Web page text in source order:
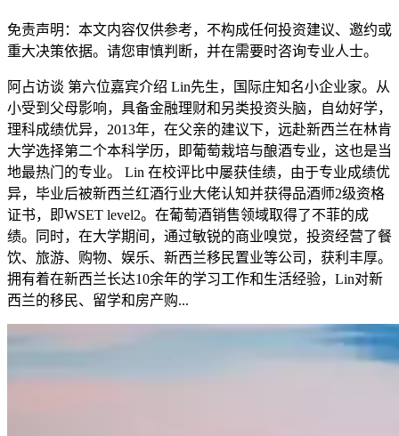
免责声明：本文内容仅供参考，不构成任何投资建议、邀约或
重大决策依据。请您审慎判断，并在需要时咨询专业人士。
阿占访谈 第六位嘉宾介绍 Lin先生，国际庄知名小企业家。从
小受到父母影响，具备金融理财和另类投资头脑，自幼好学，
理科成绩优异，2013年，在父亲的建议下，远赴新西兰在林肯
大学选择第二个本科学历，即葡萄栽培与酿酒专业，这也是当
地最热门的专业。 Lin 在校评比中屡获佳绩，由于专业成绩优
异，毕业后被新西兰红酒行业大佬认知并获得品酒师2级资格
证书，即WSET level2。在葡萄酒销售领域取得了不菲的成
绩。同时，在大学期间，通过敏锐的商业嗅觉，投资经营了餐
饮、旅游、购物、娱乐、新西兰移民置业等公司，获利丰厚。
拥有着在新西兰长达10余年的学习工作和生活经验，Lin对新
西兰的移民、留学和房产购...